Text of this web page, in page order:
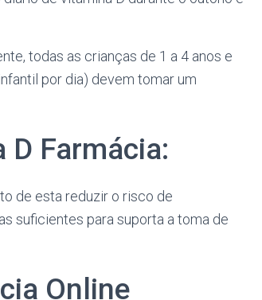
todas as crianças de 1 a 4 anos e
por dia) devem tomar um
Farmácia:
de esta reduzir o risco de
suficientes para suporta a toma de
Online